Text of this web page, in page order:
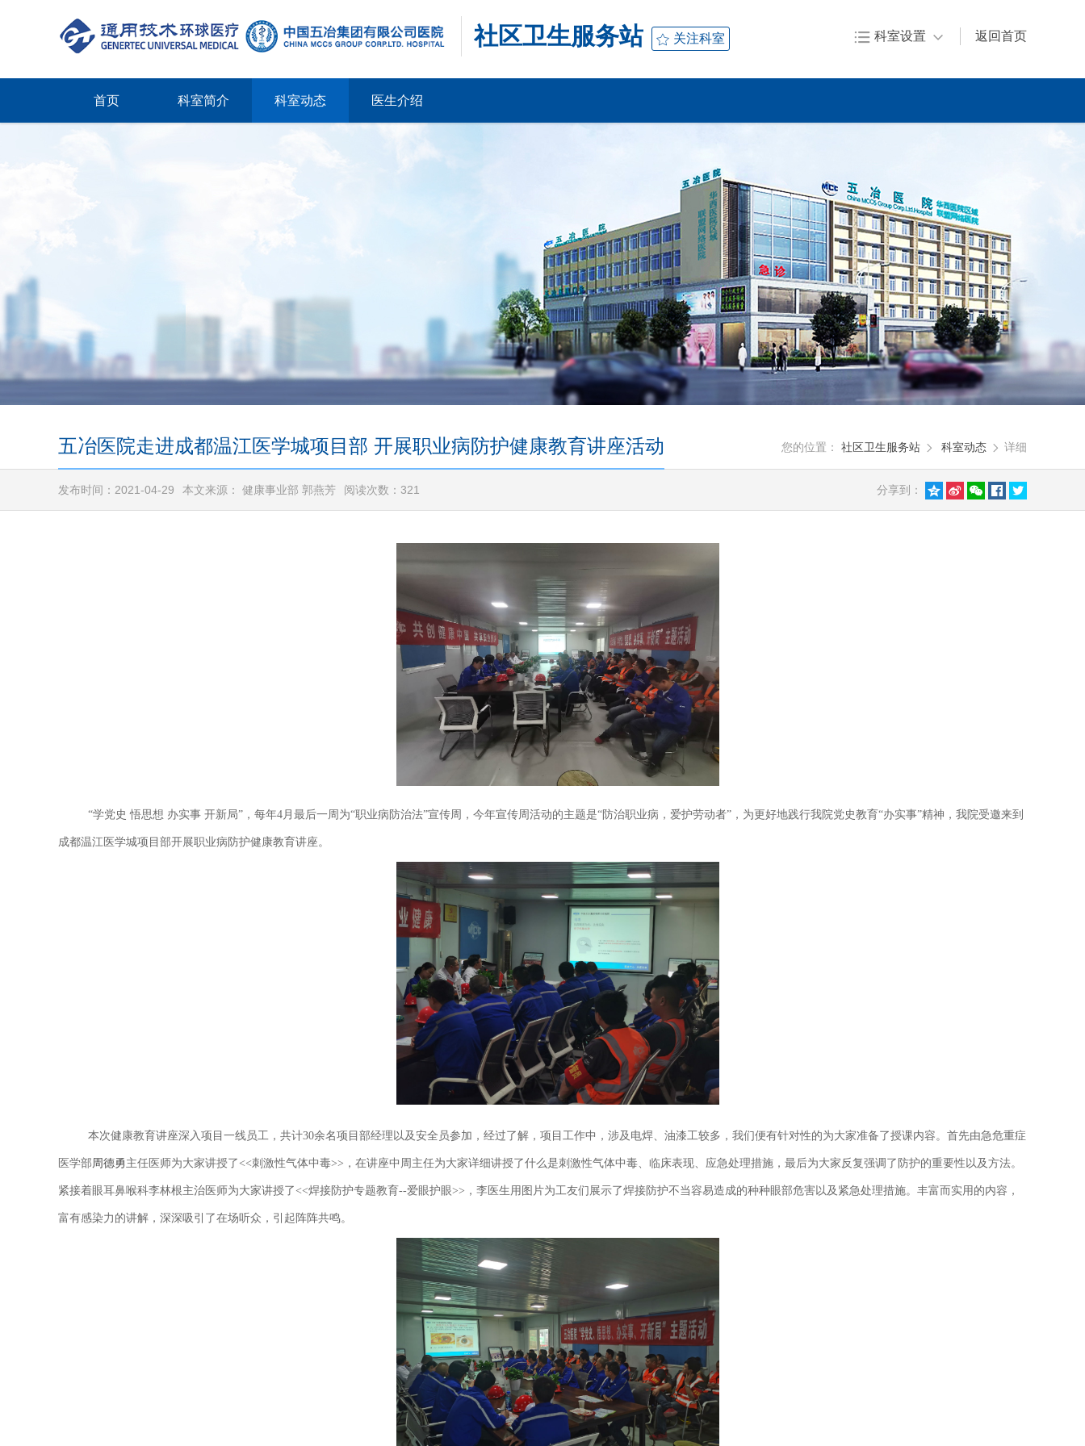
社区卫生服务站 关注科室 返回首页
 科室设置 
首页 科室简介 科室动态 医生介绍
五冶医院走进成都温江医学城项目部 开展职业病防护健康教育讲座活动 您的位置： 社区卫生服务站  科室动态  详细
发布时间：2021-04-29 本文来源： 健康事业部 郭燕芳 阅读次数： 321 分享到：     
“学党史悟思想 办实事 开新局” ，每年4月最后一周为“职业病防治法”宣传周，今年宣传周活动的主题是“防治职业病，爱护劳动者”，为更好地践行我院党史教育“办实事”精神，我院受邀来到
成都温江医学城项目部开展职业病防护健康教育讲座。
本次健康教育讲座深入项目一线员工，共计30余名项目部经理以及安全员参加，经过了解，项目工作中，涉及电焊、油漆工较多，我们便有针对性的为大家准备了授课内容。首先由急危重症
医学部周德勇主任医师为大家讲授了<<刺激性气体中毒>>，在讲座中周主任为大家详细讲授了什么是刺激性气体中毒、临床表现、应急处理措施，最后为大家反复强调了防护的重要性以及方法。
紧接着眼耳鼻喉科李林根主治医师为大家讲授了<<焊接防护专题教育--爱眼护眼>>，李医生用图片为工友们展示了焊接防护不当容易造成的种种眼部危害以及紧急处理措施。丰富而实用的内容，
富有感染力的讲解，深深吸引了在场听众，引起阵阵共鸣。